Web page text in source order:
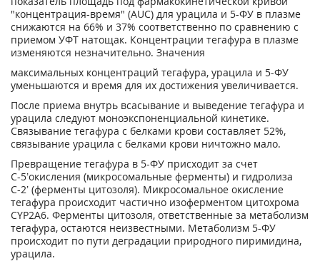
"концентрация-время" (AUC) для урацила и 5-ФУ в плазме
снижаются на 66% и 37% соответственно по сравнению с
приемом УФТ натощак. Концентрации тегафура в плазме
изменяются незначительно. Значения
максимальных концентраций тегафура, урацила и 5-ФУ
уменьшаются и время для их достижения увеличивается.
После приема внутрь всасывание и выведение тегафура и
урацила следуют моноэкспоненциальной кинетике.
Связывание тегафура с белками крови составляет 52%,
связывание урацила с белками крови ничтожно мало.
Превращение тегафура в 5-ФУ присходит за счет
С-5’окисления (микросомальные ферменты) и гидролиза
С-2’ (ферменты цитозоля). Микросомальное окисление
тегафура происходит частично изоферментом цитохрома
CYP2A6. Ферменты цитозоля, ответственные за метаболизм
тегафура, остаются неизвестными. Метаболизм 5-ФУ
происходит по пути деградации природного пиримидина,
урацила.